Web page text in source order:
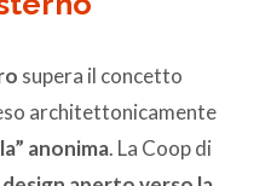
supera il concetto
architettonicamente
anonima. La Coop di